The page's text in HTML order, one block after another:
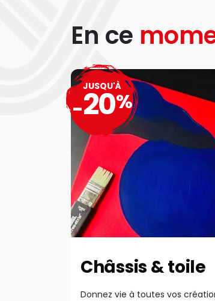
En ce
Châssis & toile
Donnez vie à toutes vos
JUSQU'À
-20%